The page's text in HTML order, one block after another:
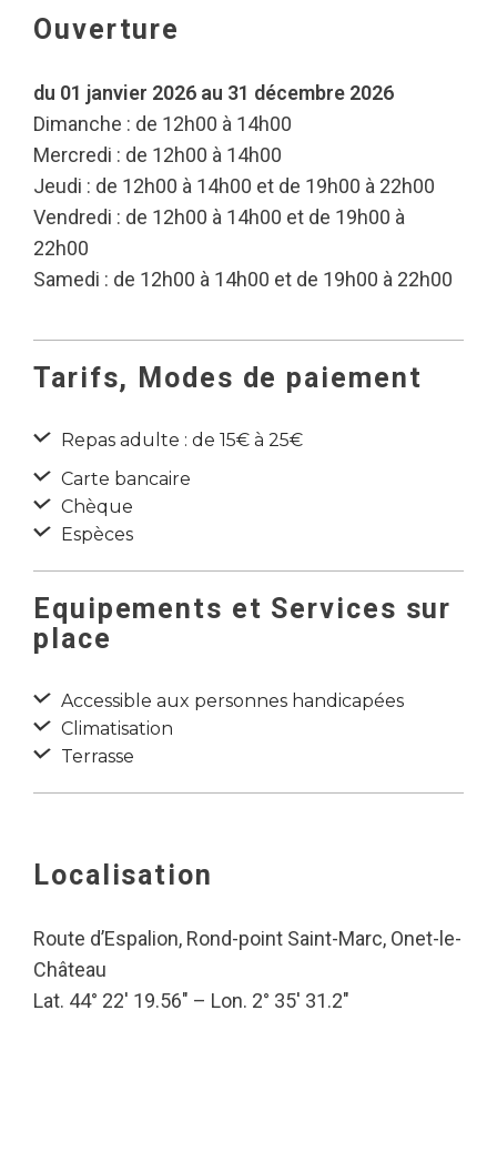
Ouverture
du 01 janvier 2026 au 31 décembre 2026
Dimanche : de 12h00 à 14h00
Mercredi : de 12h00 à 14h00
Jeudi : de 12h00 à 14h00 et de 19h00 à 22h00
Vendredi : de 12h00 à 14h00 et de 19h00 à
22h00
Samedi : de 12h00 à 14h00 et de 19h00 à 22h00
Tarifs, Modes de paiement
Repas adulte : de 15€ à 25€
Carte bancaire
Chèque
Espèces
Equipements et Services sur
place
Accessible aux personnes handicapées
Climatisation
Terrasse
Localisation
Route d’Espalion, Rond-point Saint-Marc, Onet-le-
Château
Lat. 44° 22′ 19.56″ – Lon. 2° 35′ 31.2″